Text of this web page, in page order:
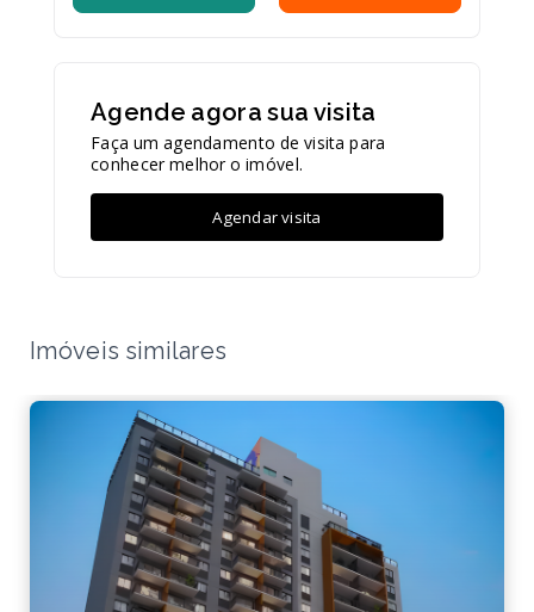
Agende agora sua visita
Faça um agendamento de visita para
conhecer melhor o imóvel.
Agendar visita
Imóveis similares